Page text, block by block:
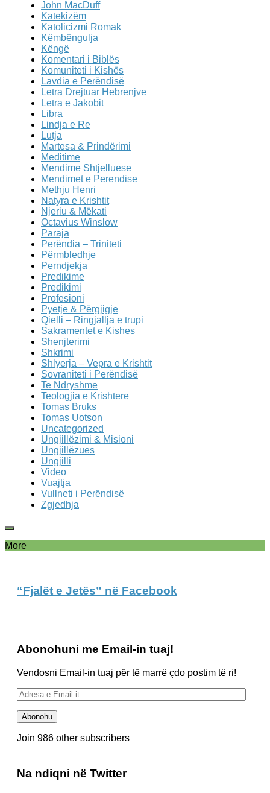
John MacDuff
Katekizëm
Katolicizmi Romak
Këmbëngulja
Këngë
Komentari i Biblës
Komuniteti i Kishës
Lavdia e Perëndisë
Letra Drejtuar Hebrenjve
Letra e Jakobit
Libra
Lindja e Re
Lutja
Martesa & Prindërimi
Meditime
Mendime Shtjelluese
Mendimet e Perendise
Methju Henri
Natyra e Krishtit
Njeriu & Mëkati
Octavius Winslow
Paraja
Perëndia – Triniteti
Përmbledhje
Perndjekja
Predikime
Predikimi
Profesioni
Pyetje & Përgjigje
Qielli – Ringjallja e trupi
Sakramentet e Kishes
Shenjterimi
Shkrimi
Shlyerja – Vepra e Krishtit
Sovraniteti i Perëndisë
Te Ndryshme
Teologjia e Krishtere
Tomas Bruks
Tomas Uotson
Uncategorized
Ungjillëzimi & Misioni
Ungjillëzues
Ungjilli
Video
Vuajtja
Vullneti i Perëndisë
Zgjedhja
More
“Fjalët e Jetës” në Facebook
Abonohuni me Email-in tuaj!
Vendosni Email-in tuaj për të marrë çdo postim të ri!
Adresa
e
Email-
it
Abonohu
Join 986 other subscribers
Na ndiqni në Twitter